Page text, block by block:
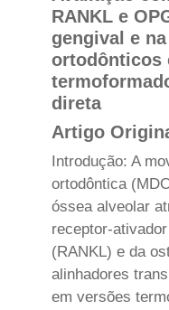
RANKL e
gengival e
ortodônticos
direta
Artigo
Introdução: A
ortodôntica
óssea alveolar
receptor-
(RANKL) e da
alinhadores
em versões